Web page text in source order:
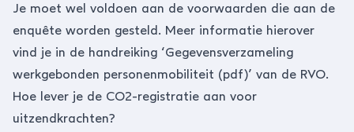
Je moet wel voldoen aan de voorwaarden die aan de
enquête worden gesteld. Meer informatie hierover
vind je in de handreiking ‘Gegevensverzameling
werkgebonden personenmobiliteit (pdf)’ van de RVO.
Hoe lever je de CO2-registratie aan voor
uitzendkrachten?